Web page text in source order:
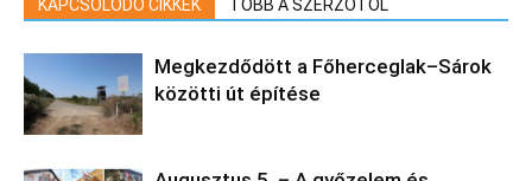
KAPCSOLÓDÓ CIKKEK TÖBB A SZERZŐTŐL
Megkezdődött a Főherceglak–Sárok
közötti út építése